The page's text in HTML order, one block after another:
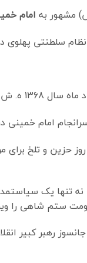
امام
گوارش ایشان گرفتند.
سیزدهم خرداد ماه سال 1368 به
کننده یک روز حزین
تنها یک
ستم شاهی را